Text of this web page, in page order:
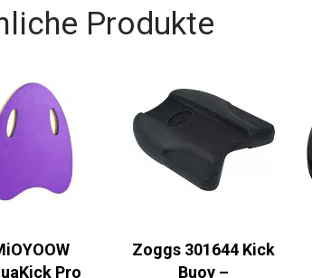
Produkte
Pro
Zoggs 301644 Kick
Buoy –